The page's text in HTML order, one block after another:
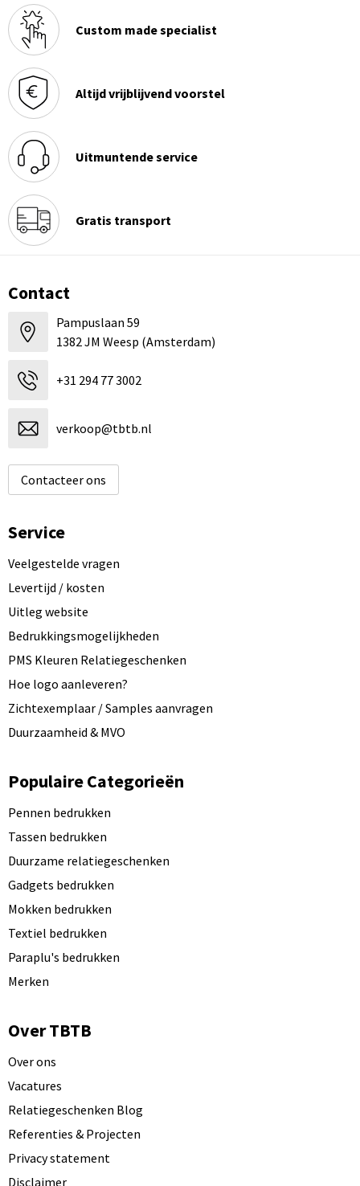
Custom made specialist
Altijd vrijblijvend voorstel
Uitmuntende service
Gratis transport
Contact
Pampuslaan 59
1382 JM Weesp (Amsterdam)
+31 294 77 3002
verkoop@tbtb.nl
Contacteer ons
Service
Veelgestelde vragen
Levertijd / kosten
Uitleg website
Bedrukkingsmogelijkheden
PMS Kleuren Relatiegeschenken
Hoe logo aanleveren?
Zichtexemplaar / Samples aanvragen
Duurzaamheid & MVO
Populaire Categorieën
Pennen bedrukken
Tassen bedrukken
Duurzame relatiegeschenken
Gadgets bedrukken
Mokken bedrukken
Textiel bedrukken
Paraplu's bedrukken
Merken
Over TBTB
Over ons
Vacatures
Relatiegeschenken Blog
Referenties & Projecten
Privacy statement
Disclaimer